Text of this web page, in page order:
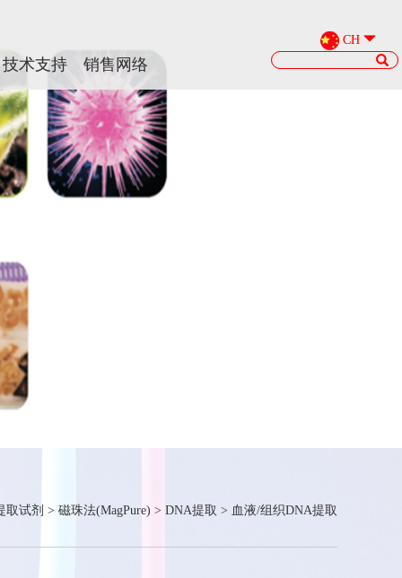
CH
技术支持 销售网络
CH
技术支持 销售网络
取试剂 > 磁珠法(MagPure) > DNA提取 > 血液/组织DNA提取